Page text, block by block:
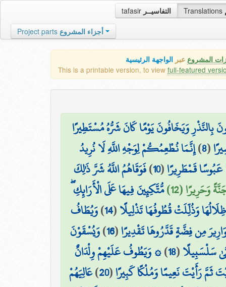
tafasir التفاسيــر Translations
Project parts أجزاء المشروع
المشروع عبر الواجهة الرئيسية
This is a printable version, to view full-featured
بِالنَّذْرِ وَيَخَافُونَ يَوْمًا كَانَ شَرُّهُ مُسْتَطِيرًا
(
8
)إِنَّمَا نُطْعِمُكُمْ لِوَجْهِ اللَّهِ لَا نُرِيدُ
قَمْطَرِيرًا(
10
)فَوَقَاهُمُ اللَّهُ شَرَّ ذَٰلِكَ
وَحَرِيرًا (12)
مُّتَّكِئِينَ فِيهَا عَلَى الْأَرَائِكِ ۖ
وَذُلِّلَتْ قُطُوفُهَا تَذْلِيلًا(
14
)وَيُطَافُ
مِن فِضَّةٍ قَدَّرُوهَا تَقْدِيرًا(
16
)وَيُسْقَوْنَ
سَلْسَبِيلًا(
18
)۞ وَيَطُوفُ عَلَيْهِمْ وِلْدَانٌ
ثَمَّ رَأَيْتَ نَعِيمًا وَمُلْكًا كَبِيرًا(
20
)عَالِيَهُمْ